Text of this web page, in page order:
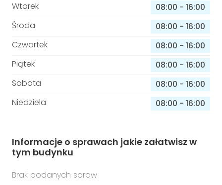
Wtorek
08:00 - 16:00
Środa
08:00 - 16:00
Czwartek
08:00 - 16:00
Piątek
08:00 - 16:00
Sobota
08:00 - 16:00
Niedziela
08:00 - 16:00
Informacje o sprawach jakie załatwisz w
tym budynku
Brak podanych spraw